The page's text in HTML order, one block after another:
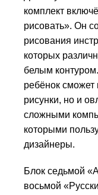
комплект
рисовать». Он
рисования
которых
белым
ребёнок сможет
рисунки, но и
сложными
которыми
дизайнеры.
Блок седьмой
восьмой